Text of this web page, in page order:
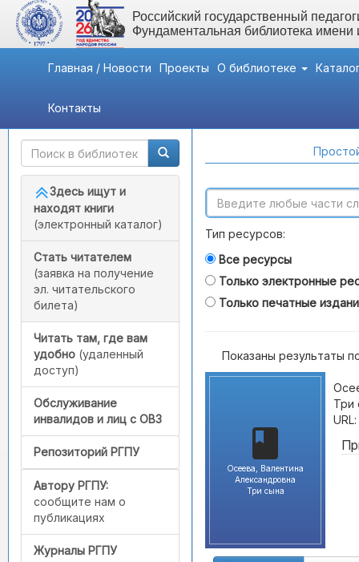
Российский государственный
Фундаментальная библиотека
Главная / Новости Проекты О библиотеке
Контакты
Быстрый доступ
Здесь ищут и
находят книги
(электронный каталог)
Стать читателем
(заявка на получение
эл. читательского
билета)
Читать там, где вам
удобно (удаленный
доступ)
Обслуживание
инвалидов и лиц с ОВЗ
Репозиторий РГПУ
Автору РГПУ:
сообщите нам о
публикациях
Журналы РГПУ
Тип ресурсов:
Все ресурсы
Только электронные
Только печатные
Показаны результаты
Осеева, Валентина
Александровна
Три сына
Три
URL: